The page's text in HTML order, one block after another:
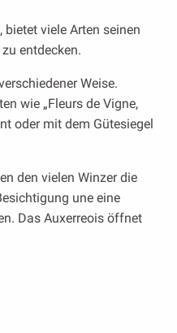
bietet viele Arten seinen
entdecken.
Weise.
wie „Fleurs de Vigne,
oder mit dem Gütesiegel
den vielen Winzer die
une eine
Das Auxerreois öffnet